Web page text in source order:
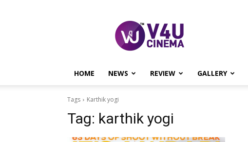
CINEMA
HOME NEWS REVIEW GALLERY
Tags Karthik yogi
Tag: karthik yogi